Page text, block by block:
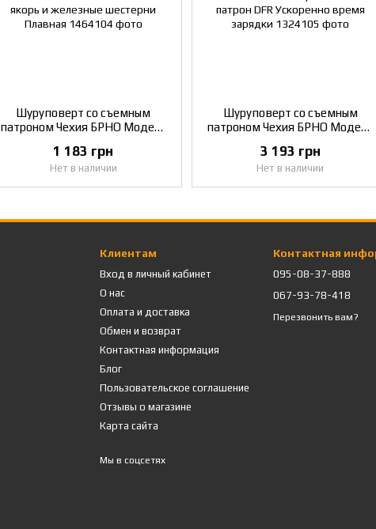
Шуруповерт со съемным
патроном Чехия БРНО Модель
якорь и железные шестерни
Плавная
1 183 грн
Нет в наличии
Шуруповерт со съемным
патроном Чехия БРНО Модель
патрон DFR Ускоренно время
зарядки
3 193 грн
Нет в наличии
Клиентам
Вход в личный кабинет
О нас
Оплата и доставка
Обмен и возврат
Контактная информация
Блог
Пользовательское соглашение
Отзывы о магазине
Карта сайта
Мы в соцсетях
Контактная
095-08-37-888
067-93-78-418
Перезвонить вам?